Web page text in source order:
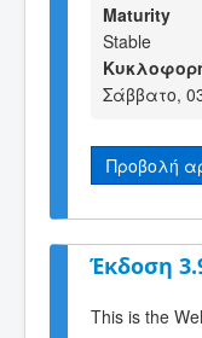
Maturity
Stable
Σάββατο,
Προβολή
Έκδοση
This is the